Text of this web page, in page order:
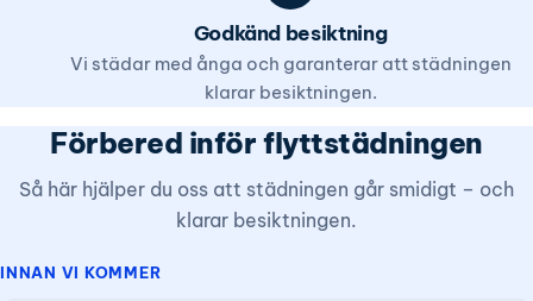
Godkänd besiktning
Vi städar med ånga och garanterar att städningen
klarar besiktningen.
Förbered inför flyttstädningen
Så här hjälper du oss att städningen går smidigt – och
klarar besiktningen.
INNAN VI KOMMER